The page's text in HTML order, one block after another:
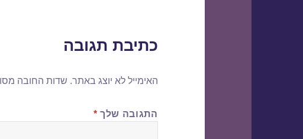
כתיבת תגובה
האימייל לא יוצג באתר. שדות החובה
התגובה שלך *